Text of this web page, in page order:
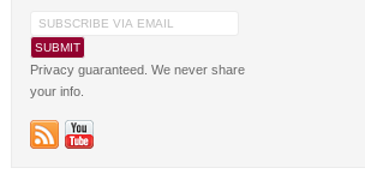
Privacy guaranteed. We never share
your info.